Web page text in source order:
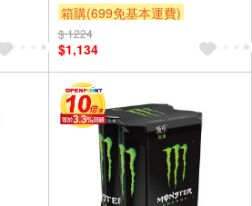
箱購(699免基本運費)
贈OPENPOINT
贈$200
$ 1224
$1,134